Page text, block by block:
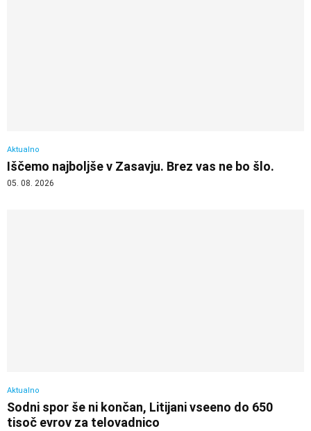
Aktualno
Iščemo najboljše v Zasavju. Brez vas ne bo šlo.
05. 08. 2026
Aktualno
Sodni spor še ni končan, Litijani vseeno do 650
tisoč evrov za telovadnico